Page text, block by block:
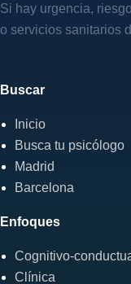
Si hay urgencia,
o servicios sanitarios
Buscar
Inicio
Busca tu psicólogo
Madrid
Barcelona
Enfoques
Cognitivo-
Clínica